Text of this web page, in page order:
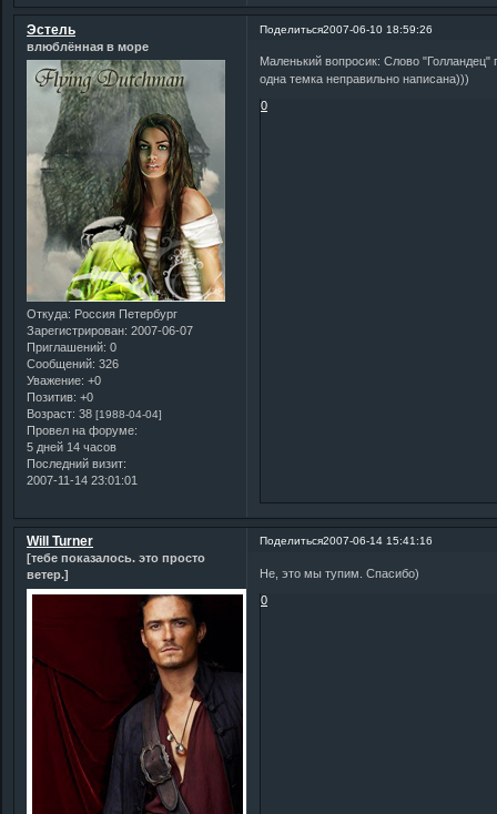
Поделиться2007-06-10 18:59:26
Эстель
влюблённая в море
Откуда: Россия Петербург
Зарегистрирован: 2007-06-07
Приглашений: 0
Сообщений: 326
Уважение: +0
Позитив: +0
Возраст: 38 [1988-04-04]
Провел на форуме:
5 дней 14 часов
Последний визит:
2007-11-14 23:01:01
Маленький вопросик: Слово
одна темка неправильно написана)))
0
Поделиться2007-06-14 15:41:16
Will Turner
[тебе показалось. это просто
ветер.]
Не, это мы тупим. Спасибо)
0